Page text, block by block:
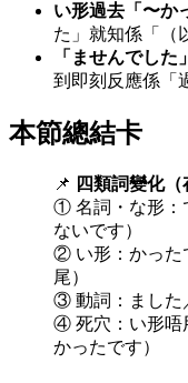
い形過去「〜か
た」就知係「（
「ませんでした」
到即刻反應係「
本節總結卡
📌 四類詞變化（
① 名詞・な形：
ないです）
② い形：かった
尾）
③ 動詞：ました
④ 死穴：い形唔
かったです）